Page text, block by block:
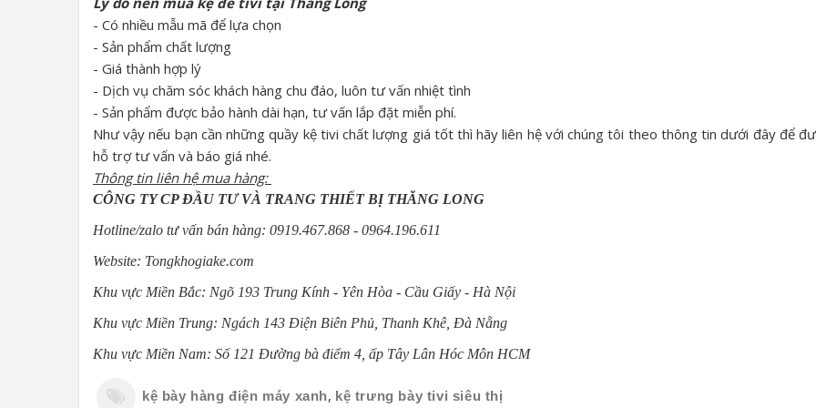
- Có nhiều mẫu mã để lựa chọn
- Sản phẩm chất lượng
- Giá thành hợp lý
- Dịch vụ chăm sóc khách hàng chu đáo, luôn tư vấn nhiệt tình
- Sản phẩm được bảo hành dài hạn, tư vấn lắp đặt miễn phí.
Như vậy nếu bạn cần những quầy kệ tivi chất lượng giá tốt thì hãy liên hệ với chúng tôi theo thông tin dưới đây để
hỗ trợ tư vấn và báo giá nhé.
Thông tin liên hệ mua hàng:
CÔNG TY CP ĐẦU TƯ VÀ TRANG THIẾT BỊ THĂNG LONG
Hotline/zalo tư vấn bán hàng: 0919.467.868 - 0964.196.611
Website: Tongkhogiake.com
Khu vực Miền Bắc: Ngõ 193 Trung Kính - Yên Hòa - Cầu Giấy - Hà Nội
Khu vực Miền Trung: Ngách 143 Điện Biên Phủ, Thanh Khê, Đà Nẵng
Khu vực Miền Nam: Số 121 Đường bà điểm 4, ấp Tây Lân Hóc Môn HCM
kệ bày hàng điện máy xanh, kệ trưng bày tivi siêu thị